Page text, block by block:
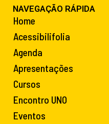
NAVEGAÇÃO RÁPIDA
Home
Acessibilifolia
Agenda
Apresentações
Cursos
Encontro UNO
Eventos